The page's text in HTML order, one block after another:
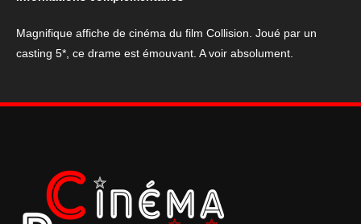
Magnifique affiche de cinéma du film Collision. Joué par un
casting 5*, ce drame est émouvant. A voir absolument.